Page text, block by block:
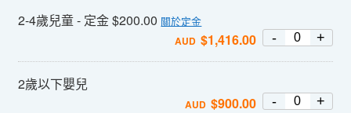
2-4歲兒童 - 定金 $200.00 關於定金
AUD $1,416.00 - +
2歲以下嬰兒
AUD $900.00 - +